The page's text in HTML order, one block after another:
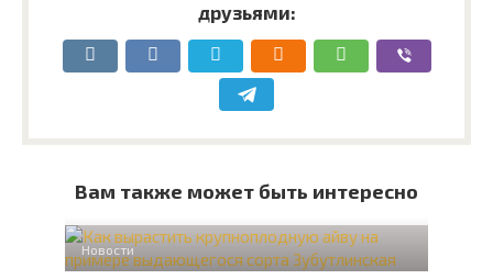
друзьями:
Вам также может быть интересно
Новости